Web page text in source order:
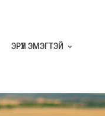
ЭРҮҮЛ ЭМЭГТЭЙ